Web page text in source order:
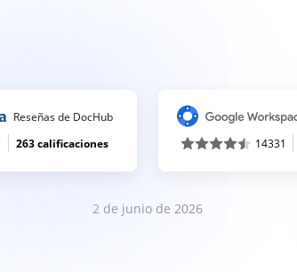
Reseñas de DocHub
263 calificaciones
14331
2 de junio de 2026